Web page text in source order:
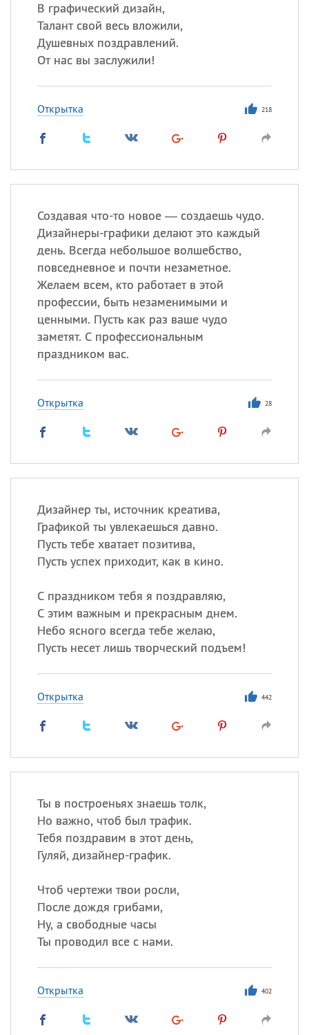
В графический дизайн,
Талант свой весь вложили,
Душевных поздравлений.
От нас вы заслужили!
Открытка 218
Создавая что-то новое — создаешь чудо.
Дизайнеры-графики делают это каждый
день. Всегда небольшое волшебство,
повседневное и почти незаметное.
Желаем всем, кто работает в этой
профессии, быть незаменимыми и
ценными. Пусть как раз ваше чудо
заметят. С профессиональным
праздником вас.
Открытка 28
Дизайнер ты, источник креатива,
Графикой ты увлекаешься давно.
Пусть тебе хватает позитива,
Пусть успех приходит, как в кино.
С праздником тебя я поздравляю,
С этим важным и прекрасным днем.
Небо ясного всегда тебе желаю,
Пусть несет лишь творческий подъем!
Открытка 442
Ты в построеньях знаешь толк,
Но важно, чтоб был трафик.
Тебя поздравим в этот день,
Гуляй, дизайнер-график.
Чтоб чертежи твои росли,
После дождя грибами,
Ну, а свободные часы
Ты проводил все с нами.
Открытка 402
Сегодня празднуют именины
Посмотреть значение